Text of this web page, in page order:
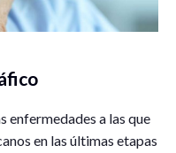
enfermedades a las que
en las últimas etapas